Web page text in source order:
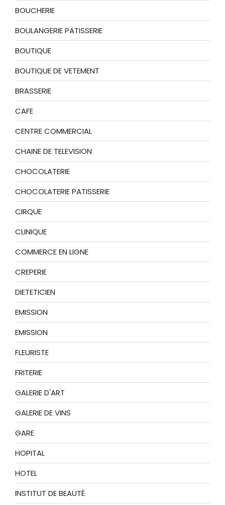
BOUCHERIE
BOULANGERIE PATISSERIE
BOUTIQUE
BOUTIQUE DE VETEMENT
BRASSERIE
CAFE
CENTRE COMMERCIAL
CHAINE DE TELEVISION
CHOCOLATERIE
CHOCOLATERIE PATISSERIE
CIRQUE
CLINIQUE
COMMERCE EN LIGNE
CREPERIE
DIETETICIEN
EMISSION
EMISSION
FLEURISTE
FRITERIE
GALERIE D'ART
GALERIE DE VINS
GARE
HOPITAL
HOTEL
INSTITUT DE BEAUTÉ